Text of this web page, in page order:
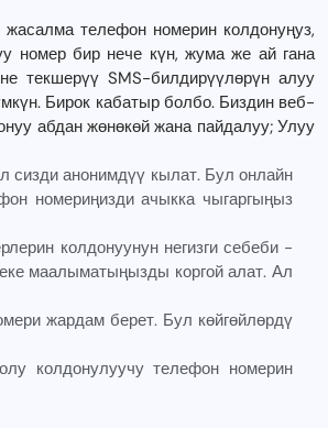
телефон номерин колдонуңуз,
номер бир нече күн, жума же ай гана
текшерүү SMS-билдирүүлөрүн алуу
Бирок кабатыр болбо. Биздин веб-
абдан жөнөкөй жана пайдалуу; Улуу
сизди анонимдүү кылат. Бул онлайн
номериңизди ачыкка чыгаргыңыз
колдонуунун негизги себеби -
маалыматыңызды коргой алат. Ал
жардам берет. Бул көйгөйлөрдү
колдонулуучу телефон номерин